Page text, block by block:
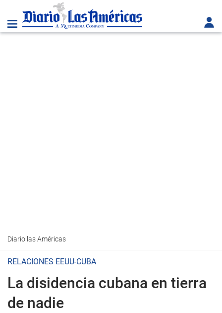
Diario las Américas
RELACIONES EEUU-CUBA
La disidencia cubana en tierra
de nadie